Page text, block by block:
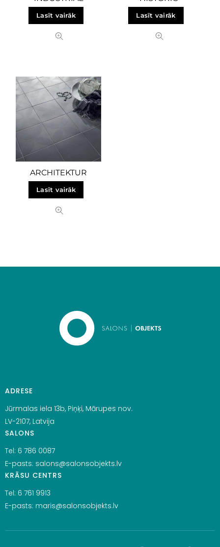
Lasīt vairāk Lasīt vairāk
ARCHITEKTUR
Lasīt vairāk
ADRESE
Jūrmalas iela 13b, Piņķi, Mārupes nov.
LV-2107, Latvija
SALONS
Tel: 6 786 0087
E-pasts: salons@salonsobjekts.lv
KRĀSU CENTRS
Tel: 6 761 9913
E-pasts: maris@salonsobjekts.lv